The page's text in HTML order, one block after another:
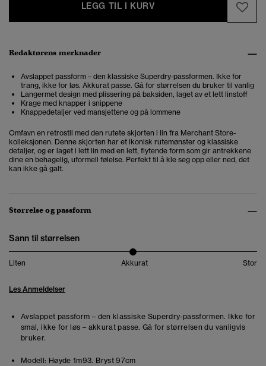
LEGG TIL I KURV
Redaktørens merknader
Avslappet passform – den klassiske Superdry-passformen. Ikke for
trang, ikke for løs. Akkurat passe. Gå for størrelsen du bruker til vanlig
Langermet design med plissering på baksiden, laget av et lett linstoff
Krage med knapper i snippene
Knappedetaljer ved mansjettene og på lommene
Omfavn en retrostil med den rutete skjorten i lin fra Merchant Store-
kolleksjonen. Denne skjorten har et ikonisk rutemønster og klassiske
detaljer, og er laget i lett lin med en lett, flytende form som gir antrekkene
dine en behagelig, uformell følelse. Perfekt til å kle seg opp eller ned, det
kan ikke gå galt.
Størrelse og passform
Sann til størrelsen
Liten Akkurat Stor
Les Anmeldelser
Avslappet passform – den klassiske Superdry-passformen. Ikke for
smal, ikke for løs – akkurat passe. Gå for størrelsen du vanligvis
bruker.
Modell: Høyde 1m93. Bryst 97cm